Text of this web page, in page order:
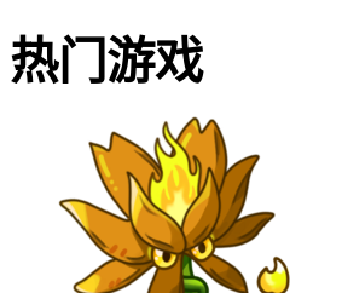
热门游戏